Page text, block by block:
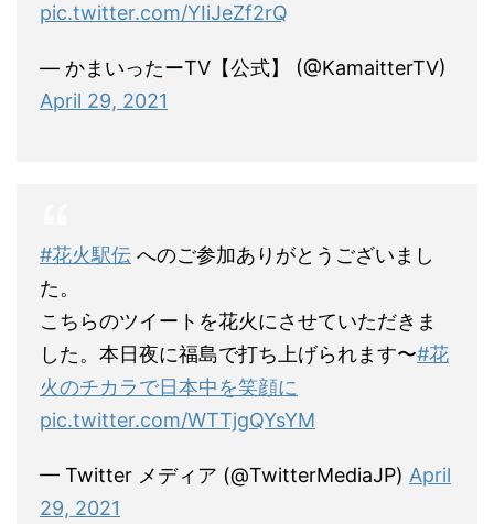
pic.twitter.com/YIiJeZf2rQ
— かまいったーTV【公式】 (@KamaitterTV)
April 29, 2021
#花火駅伝 へのご参加ありがとうございまし
た。
こちらのツイートを花火にさせていただきま
した。本日夜に福島で打ち上げられます〜#花
火のチカラで日本中を笑顔に
pic.twitter.com/WTTjgQYsYM
— Twitter メディア (@TwitterMediaJP) April
29, 2021